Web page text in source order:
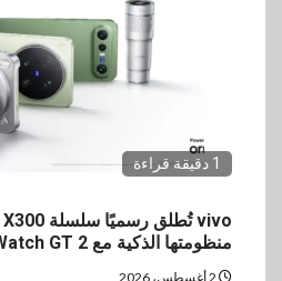
1 دقيقة قراءة
منظومتها الذكية مع Watch GT 2 وBuds Pro